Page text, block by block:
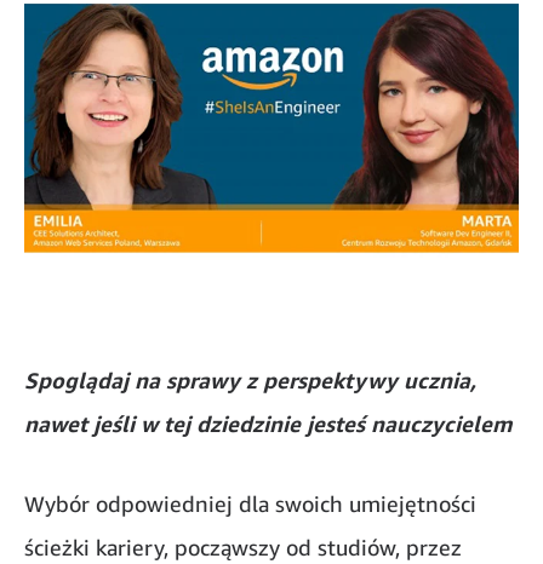
Spoglądaj na sprawy z perspektywy ucznia,
nawet jeśli w tej dziedzinie jesteś nauczycielem
Wybór odpowiedniej dla swoich umiejętności
ścieżki kariery, począwszy od studiów, przez